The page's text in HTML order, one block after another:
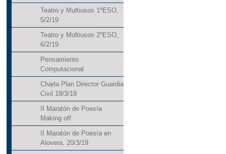
Teatro y Multiusos 1ºESO,
5/2/19
Teatro y Multiusos 2ºESO,
6/2/19
Pensamiento
Computacional
Charla Plan Director Guardia
Civil 18/3/19
II Maratón de Poesía
Making off
II Maratón de Poesía en
Alovera, 20/3/19